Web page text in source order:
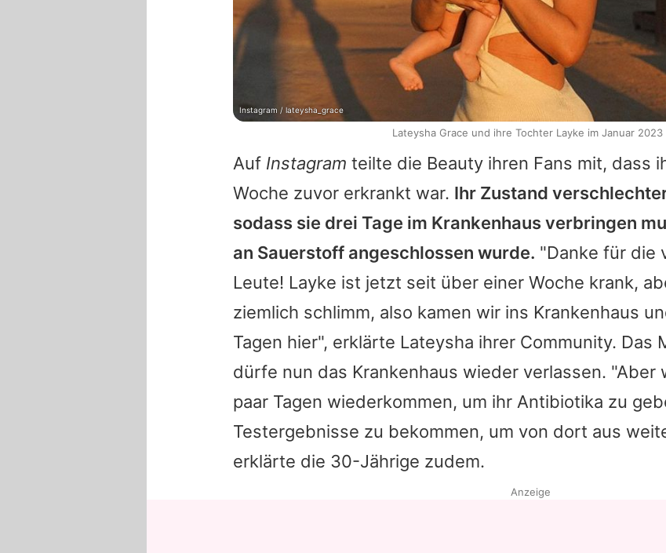
Auf Instagram teilte die Beauty ihren Fans mit, dass
Woche zuvor erkrankt war. Ihr Zustand
sodass sie drei Tage im Krankenhaus verbringen
an Sauerstoff angeschlossen wurde. "Danke für die
Leute! Layke ist jetzt seit über einer Woche krank,
ziemlich schlimm, also kamen wir ins Krankenhaus
Tagen hier", erklärte Lateysha ihrer Community. Das
dürfe nun das Krankenhaus wieder verlassen. "Aber
paar Tagen wiederkommen, um ihr Antibiotika zu
Testergebnisse zu bekommen, um von dort aus
erklärte die 30-Jährige zudem.
Instagram / lateysha_grace
Lateysha Grace und ihre Tochter Layke im Januar 2023
Anzeige